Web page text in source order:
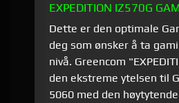
EXPEDITION IZ570G
Dette er den optimale
deg som ønsker å ta
nivå. Greencom
den ekstreme ytelsen til
5060 med den